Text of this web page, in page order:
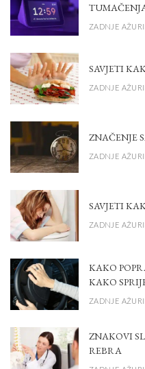
ZADNJE
SAVJETI
ZADNJE
ZNAČENJE
ZADNJE
SAVJETI
ZADNJE
KAKO
KAKO
ZADNJE
ZNAKOVI
REBRA